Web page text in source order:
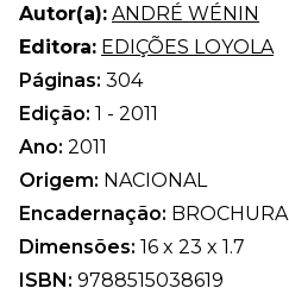
Autor(a): ANDRÉ WÉNIN
Editora: EDIÇÕES LOYOLA
Páginas: 304
Edição: 1 - 2011
Ano: 2011
Origem: NACIONAL
Encadernação: BROCHURA
Dimensões: 16 x 23 x 1.7
ISBN: 9788515038619